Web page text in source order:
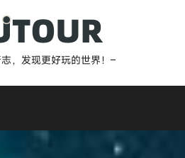
，发现更好玩的世界！–